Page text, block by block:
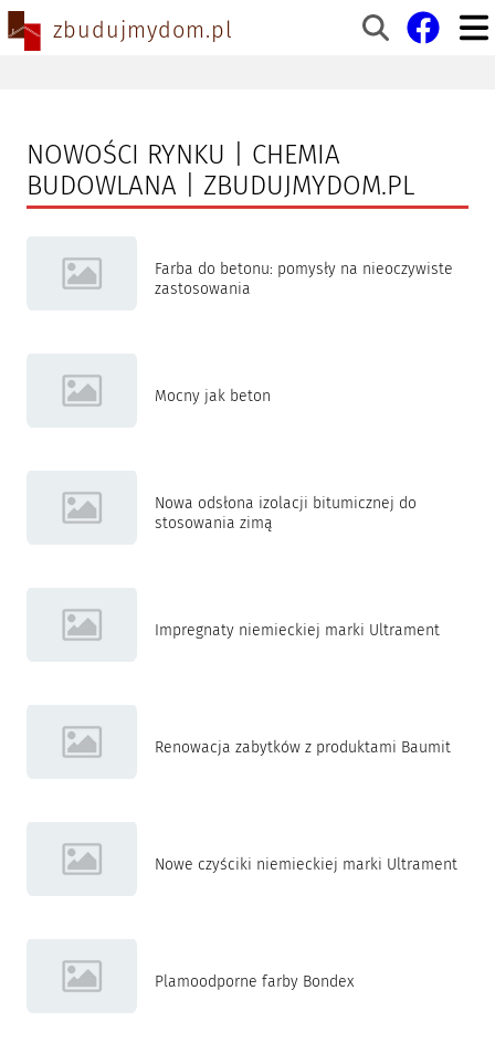
zbudujmydom.pl
NOWOŚCI RYNKU | CHEMIA
BUDOWLANA | ZBUDUJMYDOM.PL
Farba do betonu: pomysły na nieoczywiste
zastosowania
Mocny jak beton
Nowa odsłona izolacji bitumicznej do
stosowania zimą
Impregnaty niemieckiej marki Ultrament
Renowacja zabytków z produktami Baumit
Nowe czyściki niemieckiej marki Ultrament
Plamoodporne farby Bondex